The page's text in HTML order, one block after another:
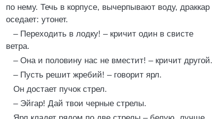
по нему. Течь в корпусе, вычерпывают воду, драккар
оседает: утонет.
– Переходить в лодку! – кричит один в свисте
ветра.
– Она и половину нас не вместит! – кричит другой.
– Пусть решит жребий! – говорит ярл.
Он достает пучок стрел.
– Эйгар! Дай твои черные стрелы.